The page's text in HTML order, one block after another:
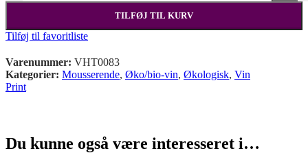
TILFØJ TIL KURV
Tilføj til favoritliste
Varenummer: VHT0083
Kategorier: Mousserende, Øko/bio-vin, Økologisk, Vin
Print
Du kunne også være interesseret i…